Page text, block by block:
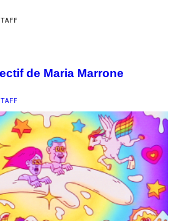
de Maria Marrone